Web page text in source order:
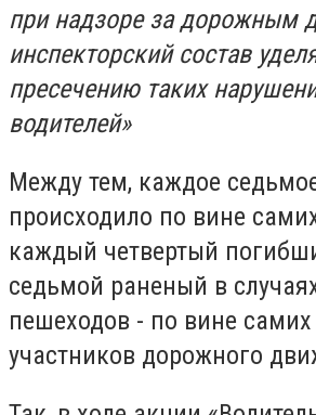
при надзоре за дорожным
инспекторский состав
пресечению таких
водителей»
Между тем, каждое
происходило по вине
каждый четвертый
седьмой раненый в
пешеходов - по вине
участников дорожного